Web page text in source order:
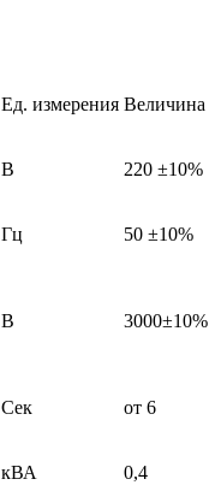
Ед. измерения Величина
В 220 ±10%
Гц 50 ±10%
В 3000±10%
Сек от 6
кВА 0,4